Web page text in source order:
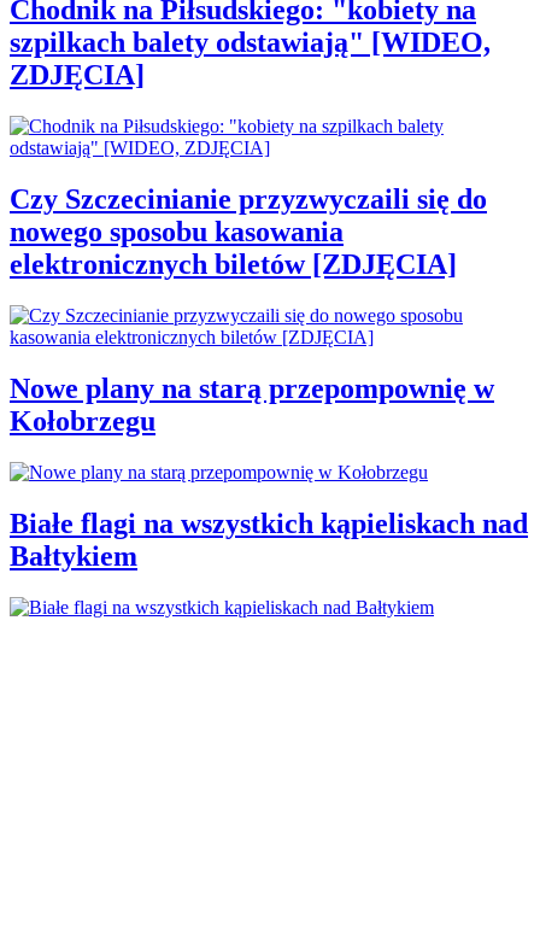
Chodnik na Piłsudskiego: "kobiety na
szpilkach balety odstawiają" [WIDEO,
ZDJĘCIA]
Czy Szczecinianie przyzwyczaili się do
nowego sposobu kasowania
elektronicznych biletów [ZDJĘCIA]
Nowe plany na starą przepompownię w
Kołobrzegu
Białe flagi na wszystkich kąpieliskach nad
Bałtykiem